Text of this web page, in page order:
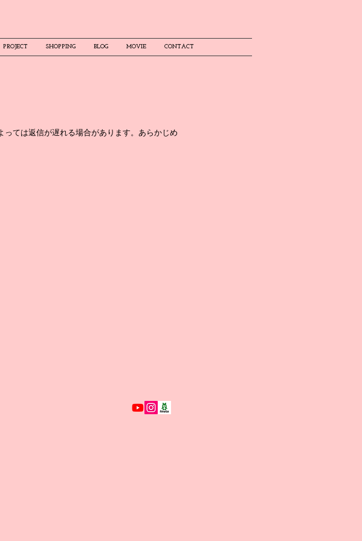
PROJECT SHOPPING BLOG MOVIE CONTACT
ては返信が遅れる場合があります。あらかじめ